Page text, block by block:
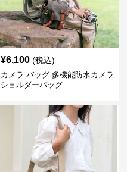
¥6,100 (税込)
カメラ バッグ 多機能防水カメラ
ショルダーバッグ